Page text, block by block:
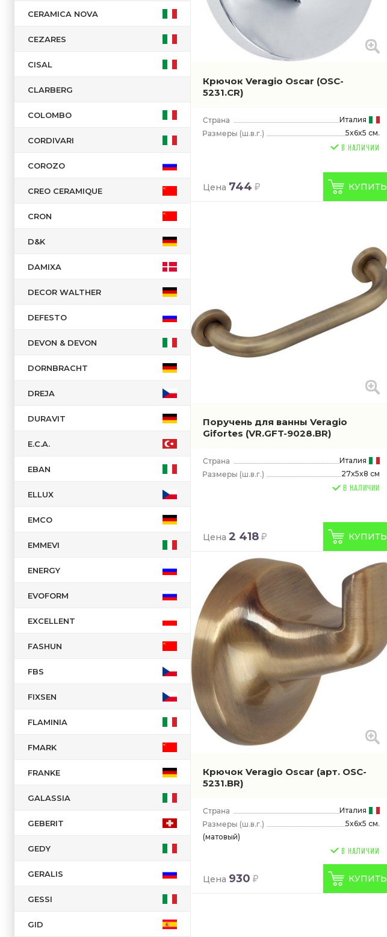
CERAMICA NOVA
CEZARES
CISAL
CLARBERG
COLOMBO
CORDIVARI
COROZO
CREO CERAMIQUE
CRON
D&K
DAMIXA
DECOR WALTHER
DEFESTO
DEVON & DEVON
DORNBRACHT
DREJA
DURAVIT
E.C.A.
EBAN
ELLUX
EMCO
EMMEVI
ENERGY
EVOFORM
EXCELLENT
FASHUN
FBS
FIXSEN
FLAMINIA
FMARK
FRANKE
GALASSIA
GEBERIT
GEDY
GERALIS
GESSI
GID
Крючок Veragio Oscar (OSC-
5231.CR)
Италия
(ш.в.г.)
5x6x5 см.
Цена 744 КУПИТЬ
Поручень для ванны Veragio
Gifortes (VR.GFT-9028.BR)
Италия
(ш.в.г.)
27x5x8 см
В НАЛИЧИИ
Цена 2 418 КУПИТЬ
Крючок Veragio Oscar (арт. OSC-
5231.BR)
Италия
(ш.в.г.)
5x6x5 см.
(матовый)
Цена 930 КУПИТЬ